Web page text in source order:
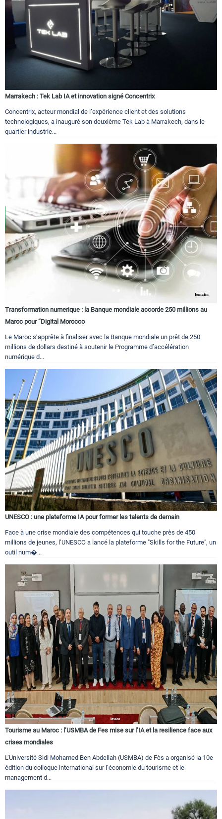
Marrakech : Tek Lab IA et innovation signé Concentrix
Concentrix, acteur mondial de l’expérience client et des solutions
technologiques, a inauguré son deuxième Tek Lab à Marrakech, dans le
quartier industrie...
Transformation numerique : la Banque mondiale accorde 250 millions au
Maroc pour “Digital Morocco
Le Maroc s’apprête à finaliser avec la Banque mondiale un prêt de 250
millions de dollars destiné à soutenir le Programme d’accélération
numérique d...
UNESCO : une plateforme IA pour former les talents de demain
Face à une crise mondiale des compétences qui touche près de 450
millions de jeunes, l’UNESCO a lancé la plateforme "Skills for the Future", un
outil num�...
Tourisme au Maroc : l’USMBA de Fes mise sur l’IA et la resilience face aux
crises mondiales
L’Université Sidi Mohamed Ben Abdellah (USMBA) de Fès a organisé la 10e
édition du colloque international sur l’économie du tourisme et le
management d...